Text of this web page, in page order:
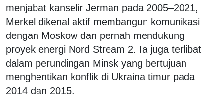
menjabat kanselir Jerman pada 2005–2021,
Merkel dikenal aktif membangun komunikasi
dengan Moskow dan pernah mendukung
proyek energi Nord Stream 2. Ia juga terlibat
dalam perundingan Minsk yang bertujuan
menghentikan konflik di Ukraina timur pada
2014 dan 2015.